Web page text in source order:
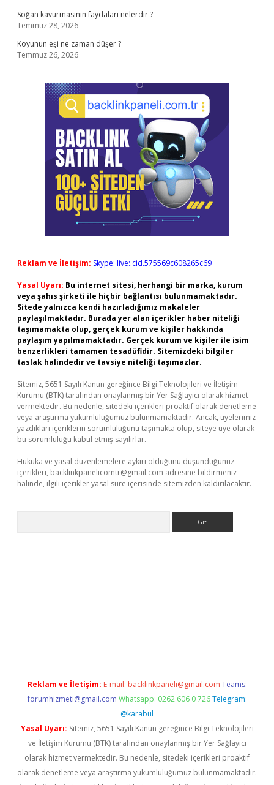
Soğan kavurmasının faydaları nelerdir ?
Temmuz 28, 2026
Koyunun eşi ne zaman düşer ?
Temmuz 26, 2026
Reklam ve İletişim: Skype: live:.cid.575569c608265c69
Yasal Uyarı: Bu internet sitesi, herhangi bir marka, kurum
veya şahıs şirketi ile hiçbir bağlantısı bulunmamaktadır.
Sitede yalnızca kendi hazırladığımız makaleler
paylaşılmaktadır. Burada yer alan içerikler haber niteliği
taşımamakta olup, gerçek kurum ve kişiler hakkında
paylaşım yapılmamaktadır. Gerçek kurum ve kişiler ile isim
benzerlikleri tamamen tesadüfidir. Sitemizdeki bilgiler
taslak halindedir ve tavsiye niteliği taşımazlar.
Sitemiz, 5651 Sayılı Kanun gereğince Bilgi Teknolojileri ve İletişim
Kurumu (BTK) tarafından onaylanmış bir Yer Sağlayıcı olarak hizmet
vermektedir. Bu nedenle, sitedeki içerikleri proaktif olarak denetleme
veya araştırma yükümlülüğümüz bulunmamaktadır. Ancak, üyelerimiz
yazdıkları içeriklerin sorumluluğunu taşımakta olup, siteye üye olarak
bu sorumluluğu kabul etmiş sayılırlar.
Hukuka ve yasal düzenlemelere aykırı olduğunu düşündüğünüz
içerikleri, backlinkpanelicomtr@gmail.com adresine bildirmeniz
halinde, ilgili içerikler yasal süre içerisinde sitemizden kaldırılacaktır.
Reklam ve İletişim: E-mail: backlinkpaneli@gmail.com Teams:
forumhizmeti@gmail.com Whatsapp: 0262 606 0 726 Telegram:
@karabul
Yasal Uyarı: Sitemiz, 5651 Sayılı Kanun gereğince Bilgi Teknolojileri
ve İletişim Kurumu (BTK) tarafından onaylanmış bir Yer Sağlayıcı
olarak hizmet vermektedir. Bu nedenle, sitedeki içerikleri proaktif
olarak denetleme veya araştırma yükümlülüğümüz bulunmamaktadır.